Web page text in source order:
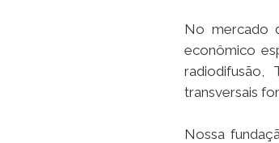
No mercado
econômico
radiodifusão,
transversais
Nossa